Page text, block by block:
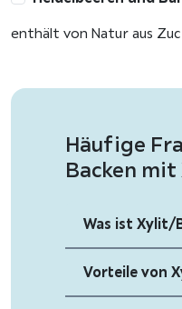
enthält von Natur aus
Häufige
Backen
Was ist Xylit/
Vorteile von